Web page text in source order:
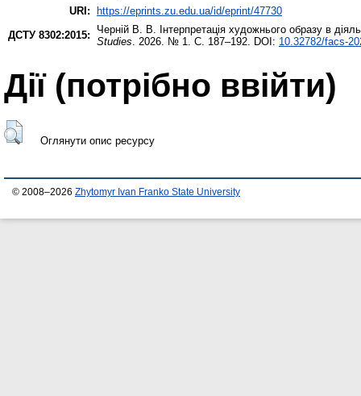
URI:
https://eprints.zu.edu.ua/id/eprint/47730
ДСТУ 8302:2015:
Черній В. В. Інтерпретація художнього образу в
Studies. 2026. № 1. С. 187–192. DOI: 10.32782/facs-
Дії ​​(потрібно ввійти)
Оглянути опис ресурсу
© 2008–2026 Zhytomyr Ivan Franko State University